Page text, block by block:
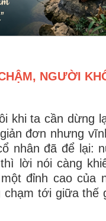
NGƯỜI
khi ta cần dừng
đơn nhưng
nhân đã để lại:
lời nói càng
đỉnh cao của
tới giữa thế